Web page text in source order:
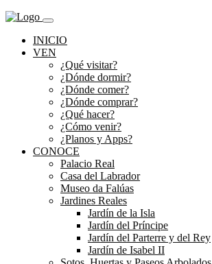
INICIO
VEN
¿Qué visitar?
¿Dónde dormir?
¿Dónde comer?
¿Dónde comprar?
¿Qué hacer?
¿Cómo venir?
¿Planos y Apps?
CONOCE
Palacio Real
Casa del Labrador
Museo da Falúas
Jardines Reales
Jardín de la Isla
Jardín del Príncipe
Jardín del Parterre y del Rey
Jardín de Isabel II